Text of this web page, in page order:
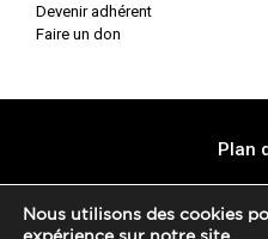
Devenir adhérent
Faire un don
Plan
Nous utilisons des cookies